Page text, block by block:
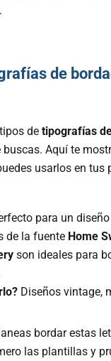
de
detipografías
buscas. Aquí te
usarlos en tus
para un
de la fuente Home
son ideales para
Diseños vintage,
bordar estas
las plantillas y